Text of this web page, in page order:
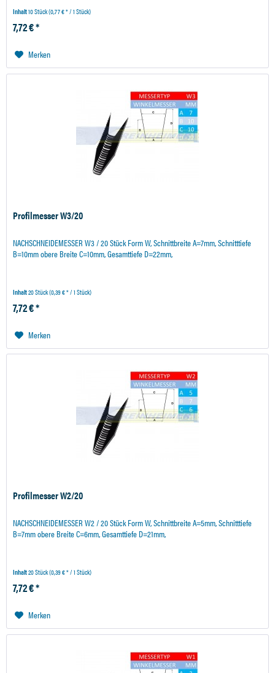
Inhalt10 Stück(0,77 € * / 1 Stück)
7,72 € *
Merken
Profilmesser W3/20
NACHSCHNEIDEMESSER W3 / 20 Stück Form W, Schnittbreite A=7mm, Schnitttiefe
B=10mm obere Breite C=10mm, Gesamttiefe D=22mm,
Inhalt20 Stück(0,39 € * / 1 Stück)
7,72 € *
Merken
Profilmesser W2/20
NACHSCHNEIDEMESSER W2 / 20 Stück Form W, Schnittbreite A=5mm, Schnitttiefe
B=7mm obere Breite C=6mm, Gesamttiefe D=21mm,
Inhalt20 Stück(0,39 € * / 1 Stück)
7,72 € *
Merken